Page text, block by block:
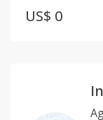
US$ 0